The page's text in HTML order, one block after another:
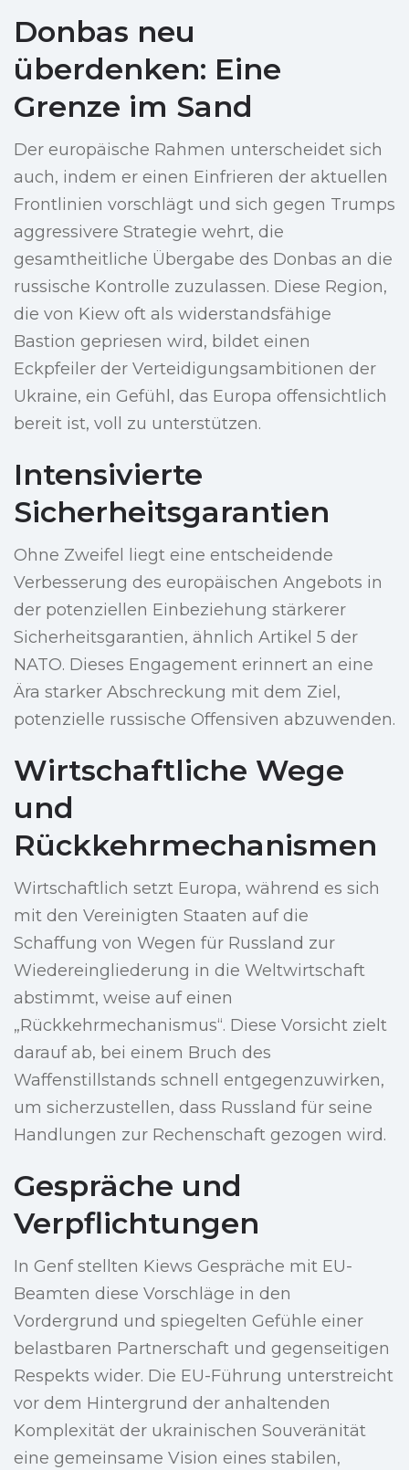
Donbas neu
überdenken: Eine
Grenze im Sand
Der europäische Rahmen unterscheidet sich
auch, indem er einen Einfrieren der aktuellen
Frontlinien vorschlägt und sich gegen Trumps
aggressivere Strategie wehrt, die
gesamtheitliche Übergabe des Donbas an die
russische Kontrolle zuzulassen. Diese Region,
die von Kiew oft als widerstandsfähige
Bastion gepriesen wird, bildet einen
Eckpfeiler der Verteidigungsambitionen der
Ukraine, ein Gefühl, das Europa offensichtlich
bereit ist, voll zu unterstützen.
Intensivierte
Sicherheitsgarantien
Ohne Zweifel liegt eine entscheidende
Verbesserung des europäischen Angebots in
der potenziellen Einbeziehung stärkerer
Sicherheitsgarantien, ähnlich Artikel 5 der
NATO. Dieses Engagement erinnert an eine
Ära starker Abschreckung mit dem Ziel,
potenzielle russische Offensiven abzuwenden.
Wirtschaftliche Wege
und
Rückkehrmechanismen
Wirtschaftlich setzt Europa, während es sich
mit den Vereinigten Staaten auf die
Schaffung von Wegen für Russland zur
Wiedereingliederung in die Weltwirtschaft
abstimmt, weise auf einen
„Rückkehrmechanismus“. Diese Vorsicht zielt
darauf ab, bei einem Bruch des
Waffenstillstands schnell entgegenzuwirken,
um sicherzustellen, dass Russland für seine
Handlungen zur Rechenschaft gezogen wird.
Gespräche und
Verpflichtungen
In Genf stellten Kiews Gespräche mit EU-
Beamten diese Vorschläge in den
Vordergrund und spiegelten Gefühle einer
belastbaren Partnerschaft und gegenseitigen
Respekts wider. Die EU-Führung unterstreicht
vor dem Hintergrund der anhaltenden
Komplexität der ukrainischen Souveränität
eine gemeinsame Vision eines stabilen,